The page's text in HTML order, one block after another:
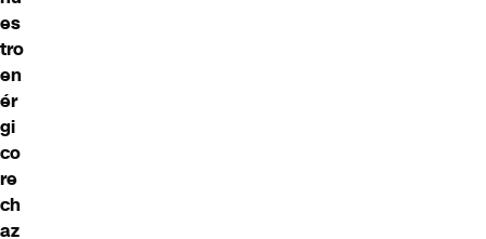
es
tro
en
ér
gi
co
re
ch
az